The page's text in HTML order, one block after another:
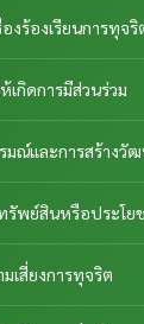
องร้องเรียนการทุ
เกิดการมีส่วนร่วม
มณ์และการสร้างวั
รัพย์สินหรือประโย
เสี่ยงการทุจริต